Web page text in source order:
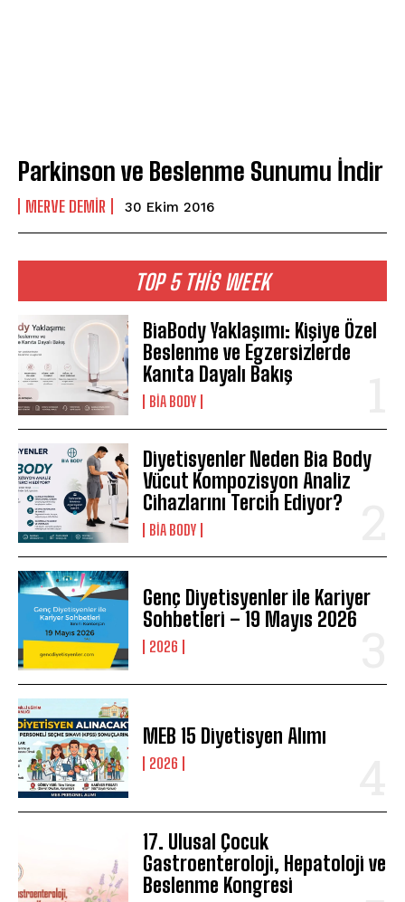
Parkinson ve Beslenme Sunumu İndir
MERVE DEMIR 30 Ekim 2016
TOP 5 THIS WEEK
BiaBody Yaklaşımı: Kişiye Özel
Beslenme ve Egzersizlerde
Kanıta Dayalı Bakış
BIA BODY
Diyetisyenler Neden Bia Body
Vücut Kompozisyon Analiz
Cihazlarını Tercih Ediyor?
BIA BODY
Genç Diyetisyenler ile Kariyer
Sohbetleri – 19 Mayıs 2026
2026
MEB 15 Diyetisyen Alımı
2026
17. Ulusal Çocuk
Gastroenteroloji, Hepatoloji ve
Beslenme Kongresi